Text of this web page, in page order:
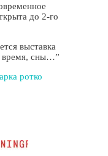
до 2-го
выставка
время, сны…”
ротко